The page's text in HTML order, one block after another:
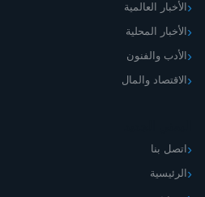
الأخبار العالمية
الأخبار المحلية
الأدب والفنون
الاقتصاد والمال
اتصل بنا
الرئيسية